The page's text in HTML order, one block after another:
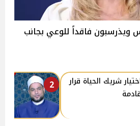
ويذرسبون فاقداً للوعي بجانب
2
شريك الحياة قرار